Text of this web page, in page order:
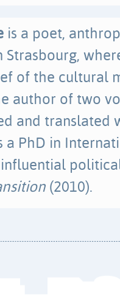
is a poet,
of the cultural
author of two
and translated
a PhD in
(2010).